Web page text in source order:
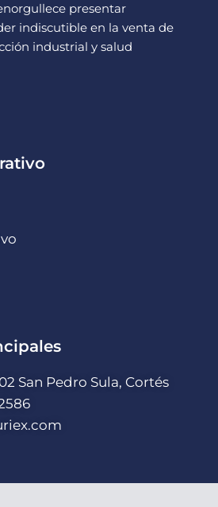
presentar
indiscutible en la venta de
industrial y salud
San Pedro Sula, Cortés